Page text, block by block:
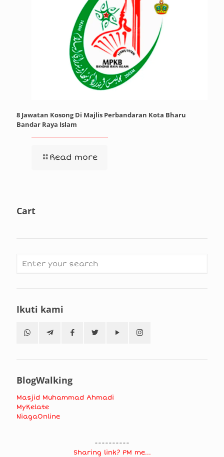
8 Jawatan Kosong Di Majlis Perbandaran Kota Bharu
Bandar Raya Islam
Read more
Cart
Ikuti kami
BlogWalking
Masjid Muhammad Ahmadi
MyKelate
NiagaOnline
----------
Sharing link? PM me...